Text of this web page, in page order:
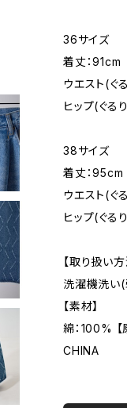
36サイズ
着丈：91cm
ウエスト(ぐ
ヒップ(ぐる
38サイズ
着丈：95cm
ウエスト(ぐ
ヒップ(ぐる
【取り扱い方
洗濯機洗い
【素材】
綿：100% 【
CHINA